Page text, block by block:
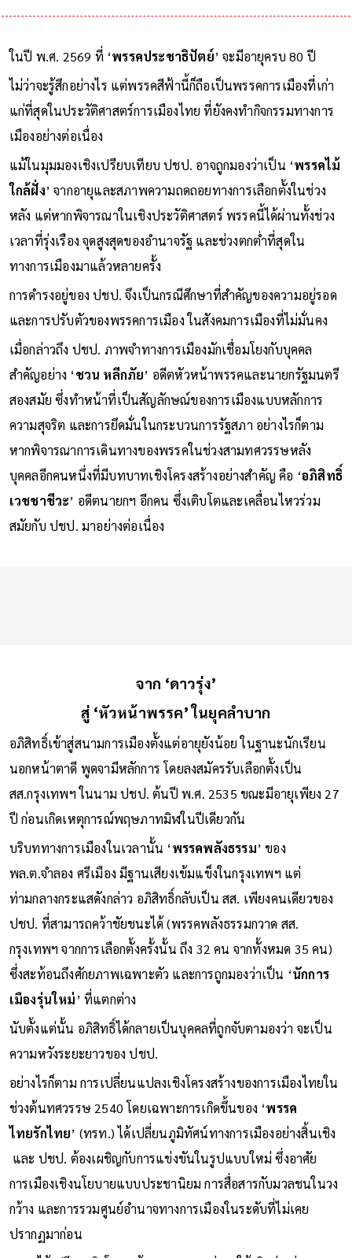
ในปี พ.ศ. 2569 ที่ ‘ พรรคประชาธิปัตย์ ’ จะมีอายุครบ 80 ปี
ไม่ว่าจะรู้สึกอย่างไร แต่พรรคสีฟ้านี้ก็ถือเป็นพรรคการเมืองที่เก่า
แก่ที่สุดในประวัติศาสตร์การเมืองไทย ที่ยังคงทำกิจกรรมทางการ
เมืองอย่างต่อเนื่อง
แม้ในมุมมองเชิงเปรียบเทียบ ปชป. อาจถูกมองว่าเป็น ‘พรรคไม้
ใกล้ฝั่ง’ จากอายุและสภาพความถดถอยทางการเลือกตั้งในช่วง
หลัง แต่หากพิจารณาในเชิงประวัติศาสตร์ พรรคนี้ได้ผ่านทั้งช่วง
เวลาที่รุ่งเรือง จุดสูงสุดของอำนาจรัฐ และช่วงตกต่ำที่สุดใน
ทางการเมืองมาแล้วหลายครั้ง
การดำรงอยู่ของ ปชป. จึงเป็นกรณีศึกษาที่สำคัญของความอยู่รอด
และการปรับตัวของพรรคการเมือง ในสังคมการเมืองที่ไม่มั่นคง
เมื่อกล่าวถึง ปชป. ภาพจำทางการเมืองมักเชื่อมโยงกับบุคคล
สำคัญอย่าง ‘ชวน หลีกภัย’ อดีตหัวหน้าพรรคและนายกรัฐมนตรี
สองสมัย ซึ่งทำหน้าที่เป็นสัญลักษณ์ของการเมืองแบบหลักการ
ความสุจริต และการยึดมั่นในกระบวนการรัฐสภา อย่างไรก็ตาม
หากพิจารณาการเดินทางของพรรคในช่วงสามทศวรรษหลัง
บุคคลอีกคนหนึ่งที่มีบทบาทเชิงโครงสร้างอย่างสำคัญ คือ ‘อภิสิทธิ์
เวชชาชีวะ’ อดีตนายกฯ อีกคน ซึ่งเติบโตและเคลื่อนไหวร่วม
จาก ‘ดาวรุ่ง’
สู่ ‘หัวหน้าพรรค’ ในยุคลำบาก
อภิสิทธิ์เข้าสู่สนามการเมืองตั้งแต่อายุยังน้อย ในฐานะนักเรียน
นอกหน้าตาดี พูดจามีหลักการ โดยลงสมัครรับเลือกตั้งเป็น
สส.กรุงเทพฯ ในนาม ปชป. ต้นปี พ.ศ. 2535 ขณะมีอายุเพียง 27
ปี ก่อนเกิดเหตุการณ์พฤษภาทมิฬในปีเดียวกัน
บริบททางการเมืองในเวลานั้น ‘พรรคพลังธรรม’ ของ
พล.ต.จำลอง ศรีเมือง มีฐานเสียงเข้มแข็งในกรุงเทพฯ แต่
ท่ามกลางกระแสดังกล่าว อภิสิทธิ์กลับเป็น สส. เพียงคนเดียวของ
ปชป. ที่สามารถคว้าชัยชนะได้ (พรรคพลังธรรมกวาด สส.
กรุงเทพฯ จากการเลือกตั้งครั้งนั้น ถึง 32 คน จากทั้งหมด 35 คน)
ซึ่งสะท้อนถึงศักยภาพเฉพาะตัว และการถูกมองว่าเป็น ‘
เมืองรุ่นใหม่
’ ที่แตกต่าง
นับตั้งแต่นั้น อภิสิทธิ์ได้กลายเป็นบุคคลที่ถูกจับตามองว่า จะเป็น
ความหวังระยะยาวของ ปชป.
อย่างไรก็ตาม การเปลี่ยนแปลงเชิงโครงสร้างของการเมืองไทยใน
ช่วงต้นทศวรรษ 2540 โดยเฉพาะการเกิดขึ้นของ ‘พรรค
ไทยรักไทย’ (ทรท.) ได้เปลี่ยนภูมิทัศน์ทางการเมืองอย่างสิ้นเชิง
และ ปชป. ต้องเผชิญกับการแข่งขันในรูปแบบใหม่ ซึ่งอาศัย
การเมืองเชิงนโยบายแบบประชานิยม การสื่อสารกับมวลชนในวง
กว้าง และการรวมศูนย์อำนาจทางการเมืองในระดับที่ไม่เคย
ปรากฏมาก่อน